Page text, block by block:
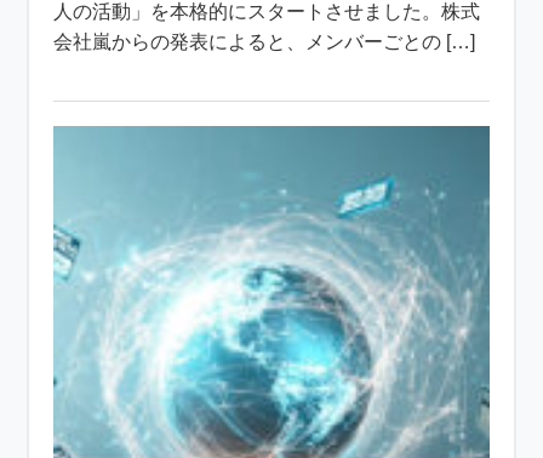
人の活動」を本格的にスタートさせました。株式
会社嵐からの発表によると、メンバーごとの […]